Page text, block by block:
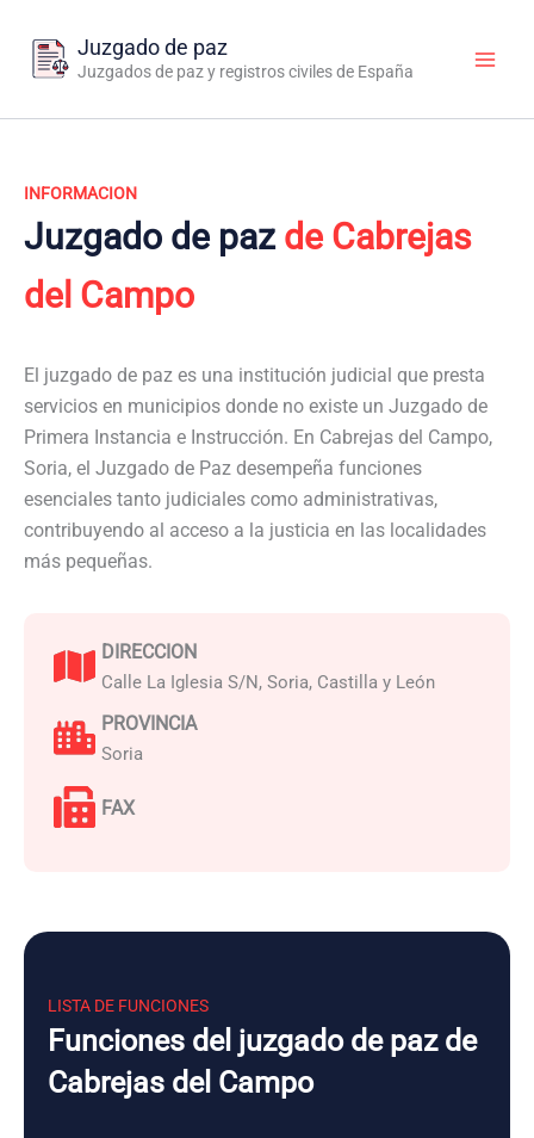
contenido
Juzgado de paz
Juzgados de paz y registros civiles de España
INFORMACION
Juzgado de paz de Cabrejas
del Campo
El juzgado de paz es una institución judicial que presta
servicios en municipios donde no existe un Juzgado de
Primera Instancia e Instrucción. En Cabrejas del Campo,
Soria, el Juzgado de Paz desempeña funciones
esenciales tanto judiciales como administrativas,
contribuyendo al acceso a la justicia en las localidades
más pequeñas.
DIRECCION
Calle La Iglesia S/N, Soria, Castilla y León
PROVINCIA
Soria
FAX
LISTA DE FUNCIONES
Funciones del juzgado de paz de
Cabrejas del Campo